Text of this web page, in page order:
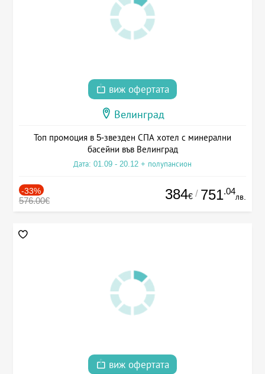
виж офертата
Велинград
Топ промоция в 5-звезден СПА хотел с минерални
басейни във Велинград
Дата: 01.09 - 20.12 + полупансион
-33%
576.00€ 384€ / 751.04
лв.
виж офертата